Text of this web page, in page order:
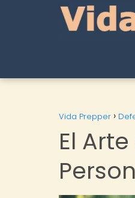
Vida Prepper
El